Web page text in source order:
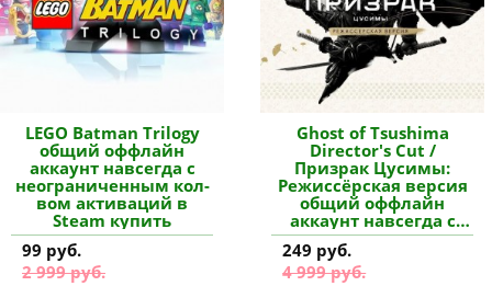
LEGO Batman Trilogy
общий оффлайн
аккаунт навсегда с
неограниченным кол-
вом активаций в
Steam купить
99 руб.
2 999 руб.
Ghost of Tsushima
Director's Cut /
Призрак Цусимы:
Режиссёрская версия
общий оффлайн
аккаунт навсегда с
неограниченным кол-
вом активаций в
Steam купить
249 руб.
4 999 руб.